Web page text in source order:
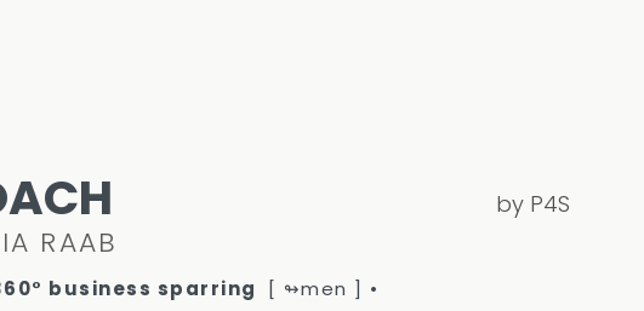
RAAB
by P4S
business sparring [ ↬men ] •